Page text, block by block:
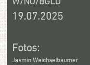
19.07.2025
Fotos:​
Jasmin Weichselbaumer